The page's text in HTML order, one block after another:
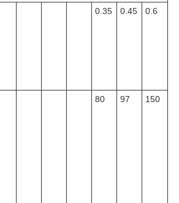
0.35 0.45 0.6
80 97 150